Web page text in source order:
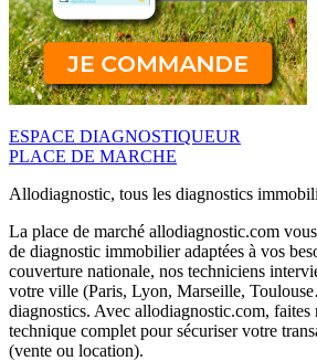
ESPACE DIAGNOSTIQUEUR
PLACE DE MARCHE
Allodiagnostic, tous les diagnostics
La place de marché allodiagnostic.com
de diagnostic immobilier adaptées à vos
couverture nationale, nos techniciens
votre ville (Paris, Lyon, Marseille,
diagnostics. Avec allodiagnostic.com, faites
technique complet pour sécuriser votre
(vente ou location).